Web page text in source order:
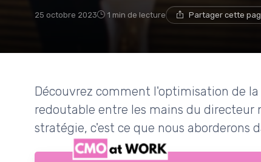
25 octobre 2023 1 min de lecture Partager cette
Découvrez comment l'optimisation de
redoutable entre les mains du
stratégie, c'est ce que nous aborderons